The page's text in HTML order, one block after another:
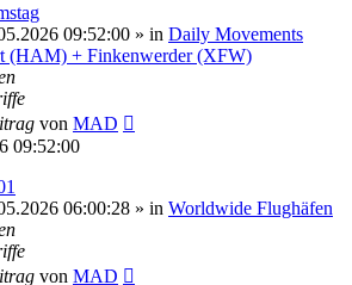
09:52:00 » in Daily Movements
(HAM) + Finkenwerder (XFW)
von MAD
09:52:00
06:00:28 » in Worldwide Flughäfen
von MAD